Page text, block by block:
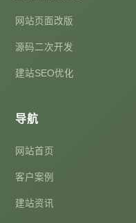
网站页面改版
源码二次开发
建站SEO优化
导航
网站首页
客户案例
建站资讯